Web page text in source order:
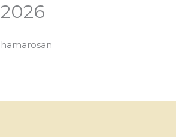
2026
hamarosan